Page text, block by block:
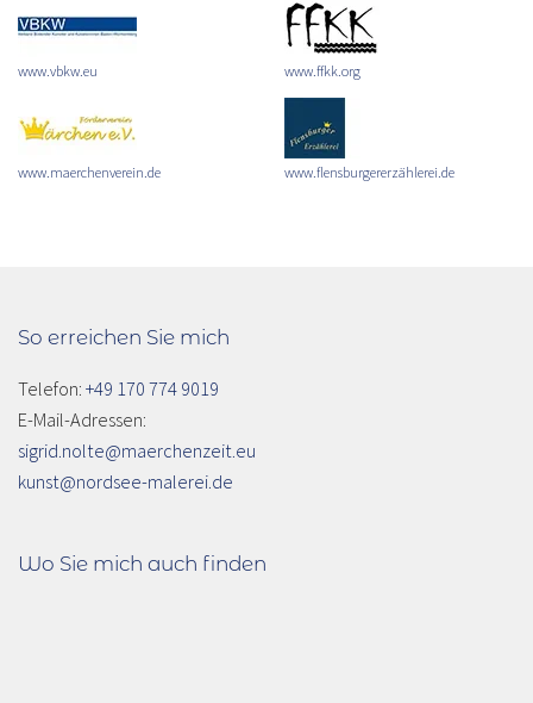
www.vbkw.eu www.ffkk.org
www.maerchenverein.de www.flensburgererzählerei.de
So erreichen Sie mich
Telefon: +49 170 774 9019
E-Mail-Adressen:
sigrid.nolte@maerchenzeit.eu
kunst@nordsee-malerei.de
Wo Sie mich auch finden